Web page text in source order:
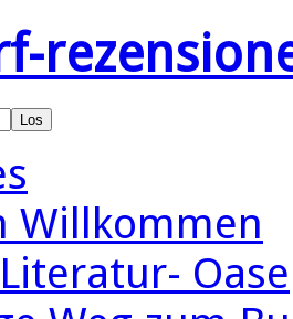
Willkommen
Oase